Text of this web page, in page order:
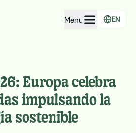
Menu
For people
administrations
EN
Europa celebra
impulsando la
sostenible